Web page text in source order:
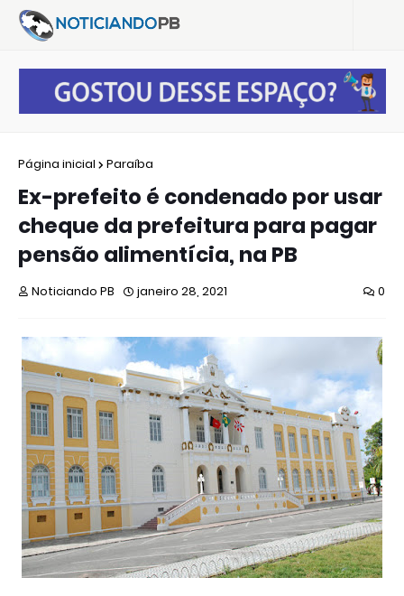
Página inicial Paraíba
Ex-prefeito é condenado por usar
cheque da prefeitura para pagar
pensão alimentícia, na PB
Noticiando PB janeiro 28, 2021 0